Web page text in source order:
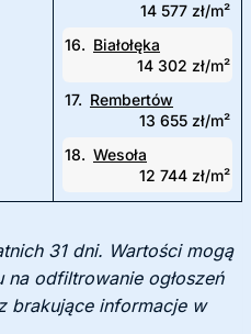
14 577 zł/m²
16. Białołęka
14 302 zł/m²
17. Rembertów
13 655 zł/m²
18. Wesoła
12 744 zł/m²
31 dni. Wartości mogą
odfiltrowanie ogłoszeń
brakujące informacje w